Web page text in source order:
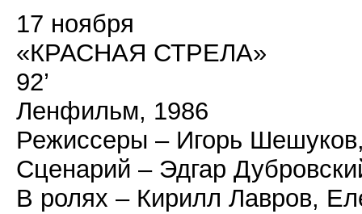
17 ноября
«КРАСНАЯ СТРЕЛА»
92’
Ленфильм, 1986
Режиссеры – Игорь
Сценарий – Эдгар
В ролях – Кирилл Лавров,